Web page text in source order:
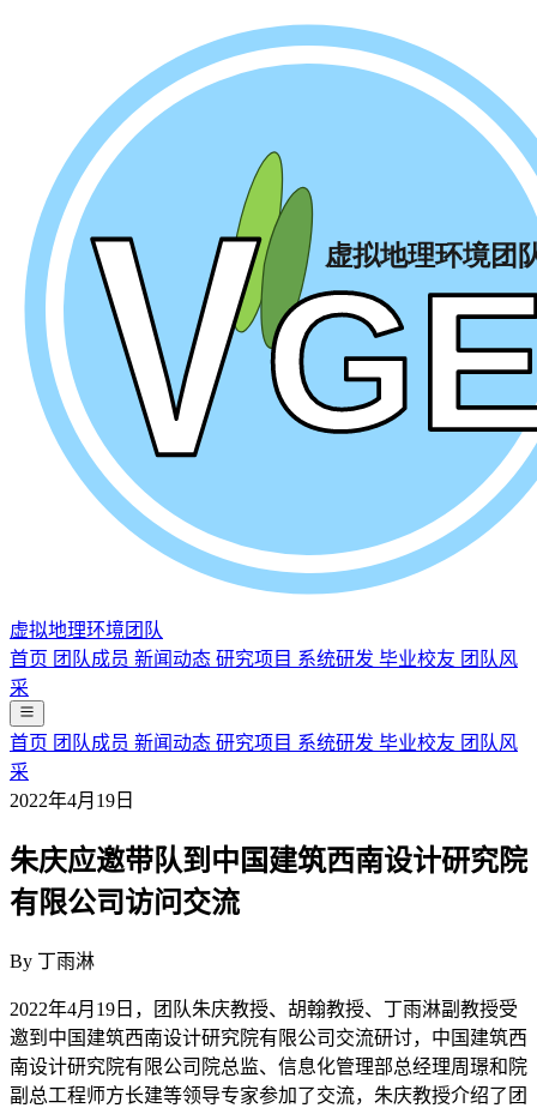
虚拟地理环境团队
首页 团队成员 新闻动态 研究项目 系统研发 毕业校友 团队风
采
首页 团队成员 新闻动态 研究项目 系统研发 毕业校友 团队风
采
2022年4月19日
朱庆应邀带队到中国建筑西南设计研究院
有限公司访问交流
By 丁雨淋
2022年4月19日，团队朱庆教授、胡翰教授、丁雨淋副教授受
邀到中国建筑西南设计研究院有限公司交流研讨，中国建筑西
南设计研究院有限公司院总监、信息化管理部总经理周璟和院
副总工程师方长建等领导专家参加了交流，朱庆教授介绍了团